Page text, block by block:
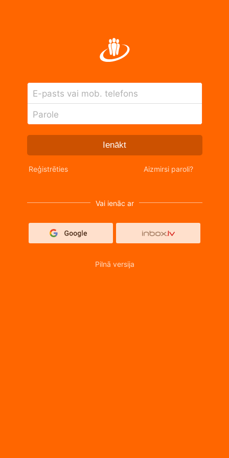
E-pasts vai mob. telefons
Parole
Ienākt
Reģistrēties Aizmirsi paroli?
Vai ienāc ar
Pilnā versija